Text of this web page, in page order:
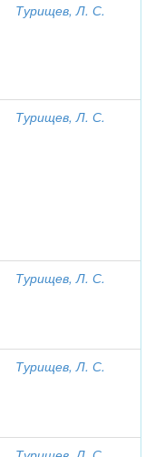
Турищев, Л. С.
Турищев, Л. С.
Турищев, Л. С.
Турищев, Л. С.